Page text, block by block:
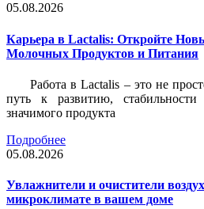
05.08.2026
Карьера в Lactalis: Откройте
Молочных Продуктов и Питания
Работа в Lactalis – это не
путь к развитию,
значимого продукта
Подробнее
05.08.2026
Увлажнители и очистители
микроклимате в вашем доме